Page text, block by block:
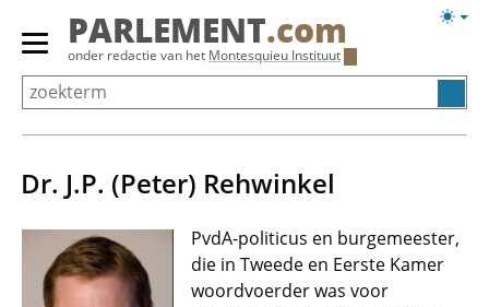
Overslaan
Primair
menu
tonen/verbergen
PARLEMENT.com
onder redactie van het Montesquieu Instituut
Dr. J.P. (Peter) Rehwinkel
PvdA-politicus en burgemeester,
die in Tweede en Eerste Kamer
woordvoerder was voor